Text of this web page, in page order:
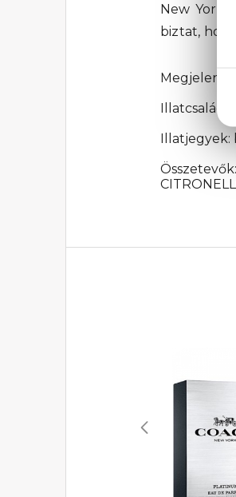
New York
biztat,
Illatcsalád:
Illatjegyek: